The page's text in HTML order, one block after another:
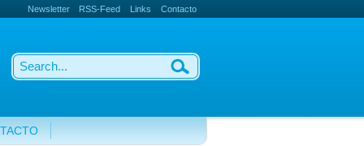
Newsletter RSS-Feed Links Contacto